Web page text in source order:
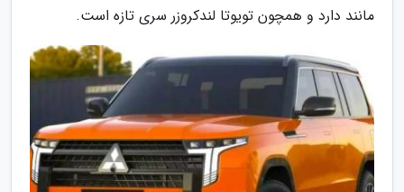
مانند دارد و همچون تویوتا لندکروزر سری تازه است.